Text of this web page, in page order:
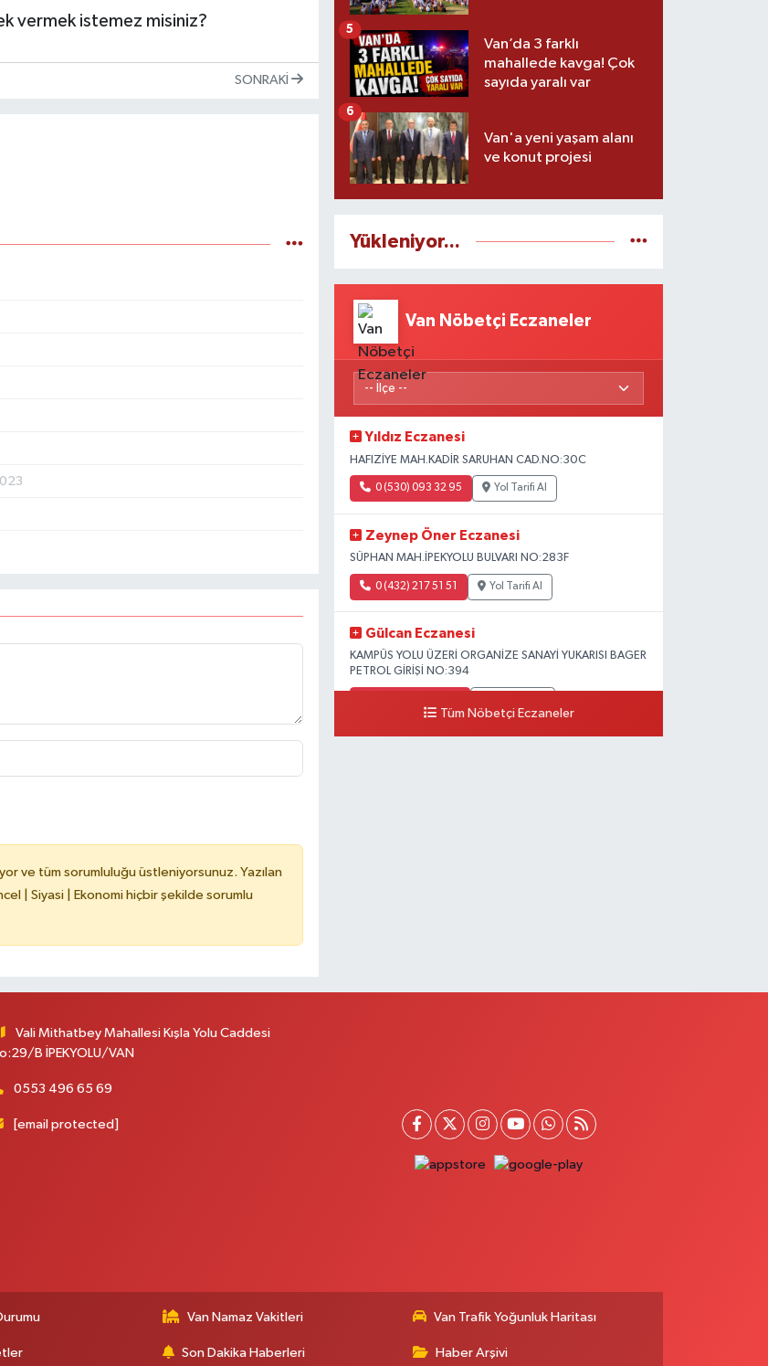
vermek istemez misiniz?
SONRAKI
ve tüm sorumluluğu üstleniyorsunuz. Yazılan
| Siyasi | Ekonomi hiçbir şekilde sorumlu
Van’da 3 farklı
mahallede kavga! Çok
sayıda yaralı var
5
Van'a yeni yaşam alanı
ve konut projesi
6
Yükleniyor...
Van Nöbetçi Eczaneler
Yıldız Eczanesi
HAFIZİYE MAH.KADİR SARUHAN CAD.NO:30C
0 (530) 093 32 95 Yol Tarifi Al
Zeynep Öner Eczanesi
SÜPHAN MAH.İPEKYOLU BULVARI NO:283F
0 (432) 217 51 51 Yol Tarifi Al
Gülcan Eczanesi
KAMPÜS YOLU ÜZERİ ORGANİZE SANAYİ YUKARISI BAGER
PETROL GİRİŞİ NO:394
Evleri A.Blok No:7 Akdamar Hastanesi Acil yanı. İpekyolu.
Hatuniye mahallesi terzioğlu, Eski ikinisan kedili kavşağı,
65100 Ipekyolu Van
0 (432) 216 14 84 Yol Tarifi Al
Erdoğan Eczanesi
KRŞ. NO:6 B
Tüm Nöbetçi Eczaneler
Vali Mithatbey Mahallesi Kışla Yolu Caddesi
B İPEKYOLU/VAN
0553 496 65 69
[email protected]
Van Namaz Vakitleri Van Trafik Yoğunluk Haritası
Son Dakika Haberleri Haber Arşivi